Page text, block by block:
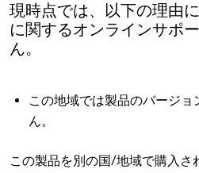
現時点では、以下の理由
に関するオンラインサポ
ん。
この地域では製品のバージ
ん。
この製品を別の国/地域で購入さ